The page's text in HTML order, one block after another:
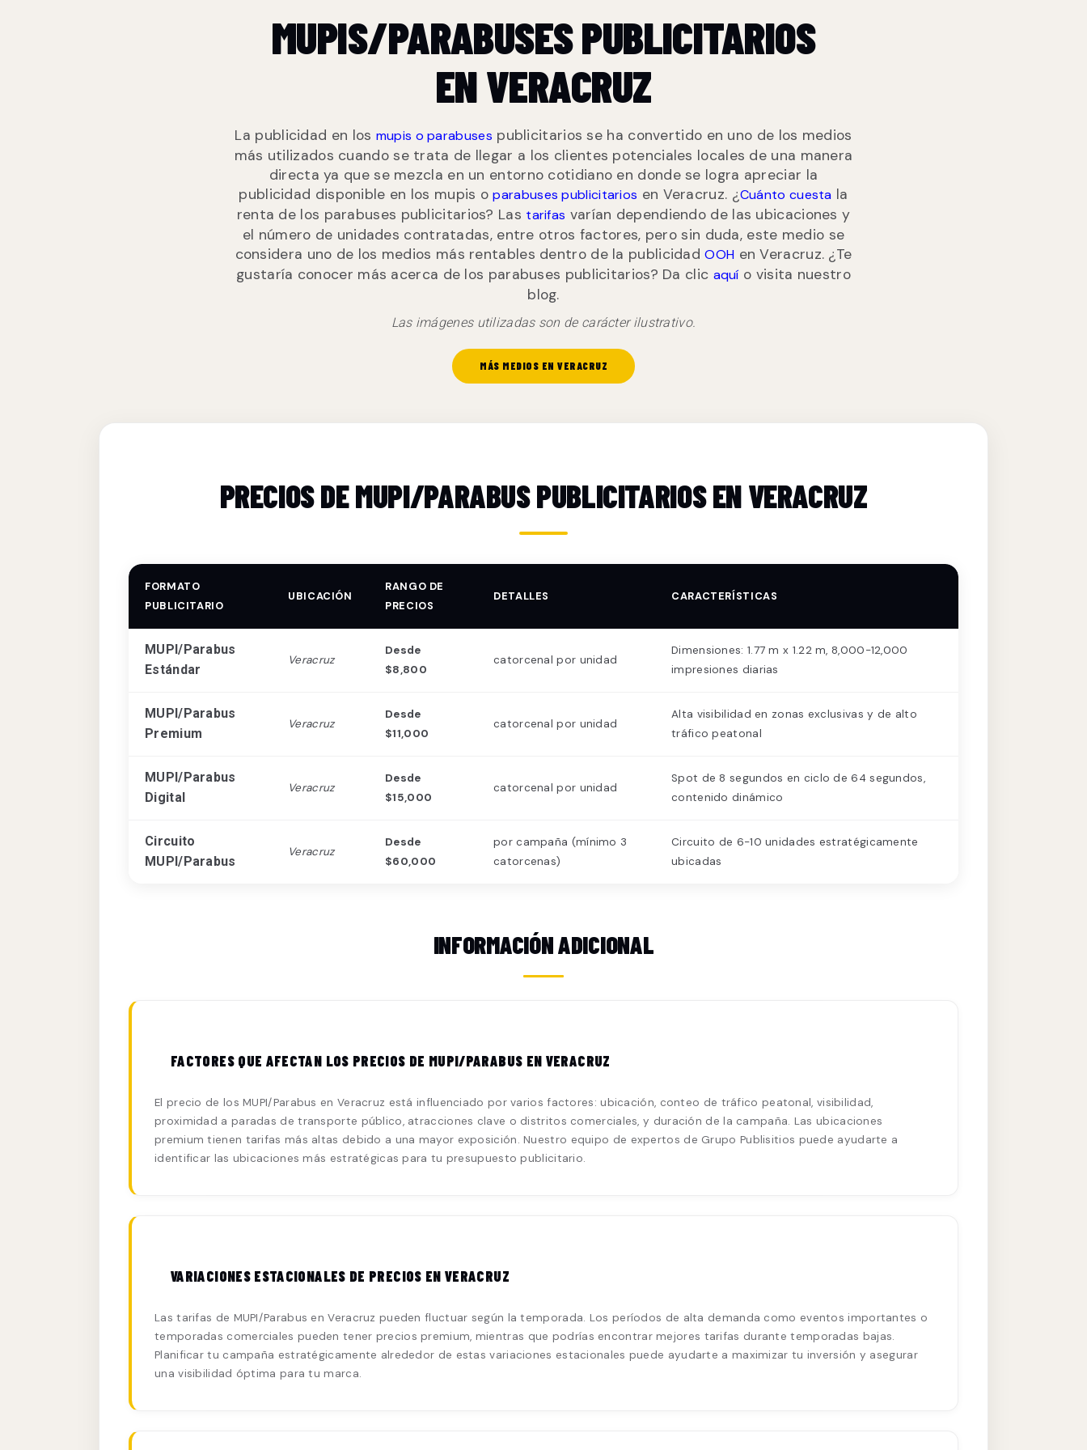
MUPIS/PARABUSES PUBLICITARIOS
EN VERACRUZ
La publicidad en los mupis o parabuses publicitarios se ha convertido en uno de los medios
más utilizados cuando se trata de llegar a los clientes potenciales locales de una manera
directa ya que se mezcla en un entorno cotidiano en donde se logra apreciar la
publicidad disponible en los mupis oparabuses publicitarios en Veracruz. ¿Cuánto cuesta la
renta de los parabuses publicitarios? Las tarifas varían dependiendo de las ubicaciones y
el número de unidades contratadas, entre otros factores, pero sin duda, este medio se
considera uno de los medios más rentables dentro de la publicidadOOH en Veracruz. ¿Te
gustaría conocer más acerca de los parabuses publicitarios? Da clic aquí o visita nuestro
blog.
Las imágenes utilizadas son de carácter ilustrativo.
MÁS MEDIOS EN VERACRUZ
PRECIOS DE MUPI/PARABUS PUBLICITARIOS EN VERACRUZ
FORMATO
PUBLICITARIO
UBICACIÓN
RANGO DE
PRECIOS
DETALLES CARACTERÍSTICAS
MUPI/Parabus
Estándar
Veracruz
Desde
$8,800
catorcenal por unidad
Dimensiones: 1.77 m x 1.22 m, 8,000-12,000
impresiones diarias
MUPI/Parabus
Premium
Veracruz
Desde
$11,000
catorcenal por unidad
Alta visibilidad en zonas exclusivas y de alto
tráfico peatonal
MUPI/Parabus
Digital
Veracruz
Desde
$15,000
catorcenal por unidad
Spot de 8 segundos en ciclo de 64 segundos,
contenido dinámico
Circuito
MUPI/Parabus
Veracruz
Desde
$60,000
por campaña (mínimo 3
catorcenas)
Circuito de 6-10 unidades estratégicamente
ubicadas
INFORMACIÓN ADICIONAL
FACTORES QUE AFECTAN LOS PRECIOS DE MUPI/PARABUS EN VERACRUZ
El precio de los MUPI/Parabus en Veracruz está influenciado por varios factores: ubicación, conteo de tráfico peatonal, visibilidad,
proximidad a paradas de transporte público, atracciones clave o distritos comerciales, y duración de la campaña. Las ubicaciones
premium tienen tarifas más altas debido a una mayor exposición. Nuestro equipo de expertos de Grupo Publisitios puede ayudarte a
identificar las ubicaciones más estratégicas para tu presupuesto publicitario.
VARIACIONES ESTACIONALES DE PRECIOS EN VERACRUZ
Las tarifas de MUPI/Parabus en Veracruz pueden fluctuar según la temporada. Los períodos de alta demanda como eventos importantes o
temporadas comerciales pueden tener precios premium, mientras que podrías encontrar mejores tarifas durante temporadas bajas.
Planificar tu campaña estratégicamente alrededor de estas variaciones estacionales puede ayudarte a maximizar tu inversión y asegurar
una visibilidad óptima para tu marca.